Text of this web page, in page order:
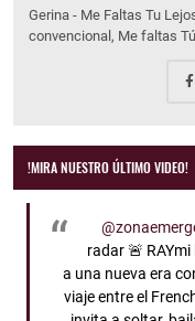
Gerina - Me Faltas Tu
convencional, Me faltas
!MIRA NUESTRO ÚLTIMO VIDEO!
radar 🚨
a una nueva era
viaje entre el